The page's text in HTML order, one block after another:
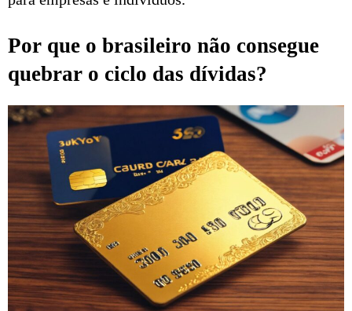
Por que o brasileiro não consegue
quebrar o ciclo das dívidas?